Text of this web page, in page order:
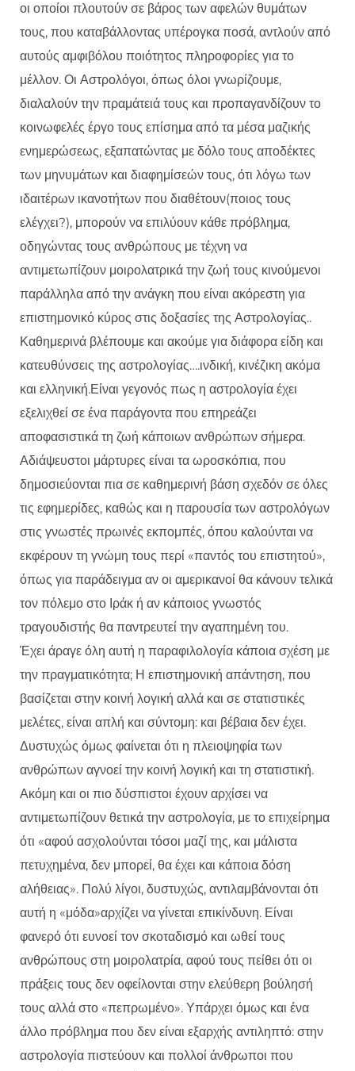
οι οποίοι πλουτούν σε βάρος των αφελών θυμάτων
τους, που καταβάλλοντας υπέρογκα ποσά, αντλούν από
αυτούς αμφιβόλου ποιότητος πληροφορίες για το
μέλλον. Οι Αστρολόγοι, όπως όλοι γνωρίζουμε,
διαλαλούν την πραμάτειά τους και προπαγανδίζουν το
κοινωφελές έργο τους επίσημα από τα μέσα μαζικής
ενημερώσεως, εξαπατώντας με δόλο τους αποδέκτες
των μηνυμάτων και διαφημίσεών τους, ότι λόγω των
ιδαιτέρων ικανοτήτων που διαθέτουν(ποιος τους
ελέγχει?), μπορούν να επιλύουν κάθε πρόβλημα,
οδηγώντας τους ανθρώπους με τέχνη να
αντιμετωπίζουν μοιρολατρικά την ζωή τους κινούμενοι
παράλληλα από την ανάγκη που είναι ακόρεστη για
επιστημονικό κύρος στις δοξασίες της Αστρολογίας..
Καθημερινά βλέπουμε και ακούμε για διάφορα είδη και
κατευθύνσεις της αστρολογίας….ινδική, κινέζικη ακόμα
και ελληνική.Είναι γεγονός πως η αστρολογία έχει
εξελιχθεί σε ένα παράγοντα που επηρεάζει
αποφασιστικά τη ζωή κάποιων ανθρώπων σήμερα.
Αδιάψευστοι μάρτυρες είναι τα ωροσκόπια, που
δημοσιεύονται πια σε καθημερινή βάση σχεδόν σε όλες
τις εφημερίδες, καθώς και η παρουσία των αστρολόγων
στις γνωστές πρωινές εκπομπές, όπου καλούνται να
εκφέρουν τη γνώμη τους περί «παντός του επιστητού»,
όπως για παράδειγμα αν οι αμερικανοί θα κάνουν τελικά
τον πόλεμο στο Ιράκ ή αν κάποιος γνωστός
τραγουδιστής θα παντρευτεί την αγαπημένη του.
Έχει άραγε όλη αυτή η παραφιλολογία κάποια σχέση με
την πραγματικότητα; Η επιστημονική απάντηση, που
βασίζεται στην κοινή λογική αλλά και σε στατιστικές
μελέτες, είναι απλή και σύντομη: και βέβαια δεν έχει.
Δυστυχώς όμως φαίνεται ότι η πλειοψηφία των
ανθρώπων αγνοεί την κοινή λογική και τη στατιστική.
Ακόμη και οι πιο δύσπιστοι έχουν αρχίσει να
αντιμετωπίζουν θετικά την αστρολογία, με το επιχείρημα
ότι «αφού ασχολούνται τόσοι μαζί της, και μάλιστα
πετυχημένα, δεν μπορεί, θα έχει και κάποια δόση
αλήθειας». Πολύ λίγοι, δυστυχώς, αντιλαμβάνονται ότι
αυτή η «μόδα»αρχίζει να γίνεται επικίνδυνη. Είναι
φανερό ότι ευνοεί τον σκοταδισμό και ωθεί τους
ανθρώπους στη μοιρολατρία, αφού τους πείθει ότι οι
πράξεις τους δεν οφείλονται στην ελεύθερη βούλησή
τους αλλά στο «πεπρωμένο». Υπάρχει όμως και ένα
άλλο πρόβλημα που δεν είναι εξαρχής αντιληπτό: στην
αστρολογία πιστεύουν και πολλοί άνθρωποι που